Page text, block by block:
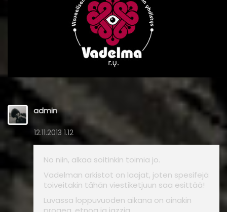
admin
12.11.2013 1.12
No niin, alkaa soitinkin toimia jo.
Vadelman arkistot on laajat, joten spesifejä
toiveitakin tähän viestiketjuun saa esittää!
Luvassa loppuvuoden aikana on ainakin